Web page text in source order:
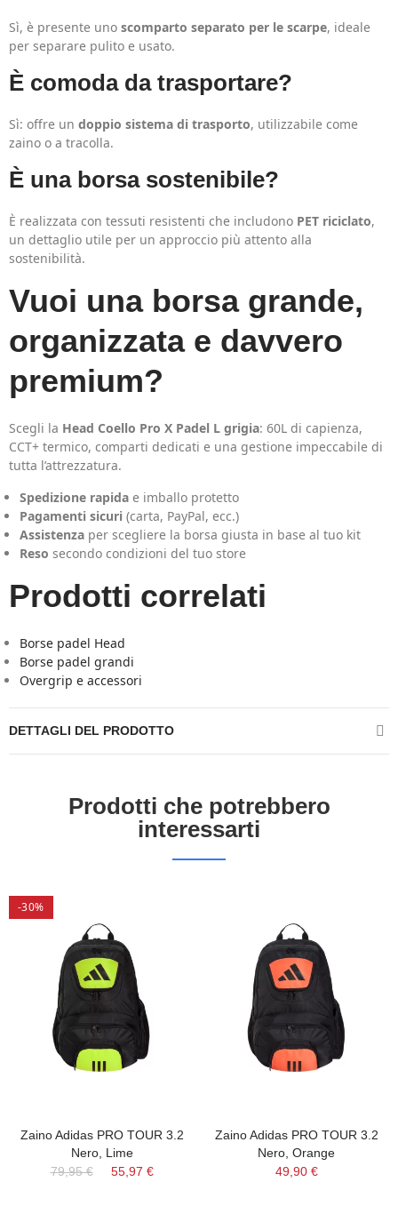
Sì, è presente uno scomparto separato per le scarpe, ideale
per separare pulito e usato.
È comoda da trasportare?
Sì: offre un doppio sistema di trasporto, utilizzabile come
zaino o a tracolla.
È una borsa sostenibile?
È realizzata con tessuti resistenti che includono PET riciclato,
un dettaglio utile per un approccio più attento alla
sostenibilità.
Vuoi una borsa grande,
organizzata e davvero
premium?
Scegli la Head Coello Pro X Padel L grigia: 60L di capienza,
CCT+ termico, comparti dedicati e una gestione impeccabile di
tutta l’attrezzatura.
Spedizione rapida e imballo protetto
Pagamenti sicuri (carta, PayPal, ecc.)
Assistenza per scegliere la borsa giusta in base al tuo kit
Reso secondo condizioni del tuo store
Prodotti correlati
Borse padel Head
Borse padel grandi
Overgrip e accessori
DETTAGLI DEL PRODOTTO
Prodotti che potrebbero
interessarti
-30%
Zaino Adidas PRO TOUR 3.2
Nero, Lime
79,95 €
55,97 €
Zaino Adidas PRO TOUR 3.2
Nero, Orange
49,90 €